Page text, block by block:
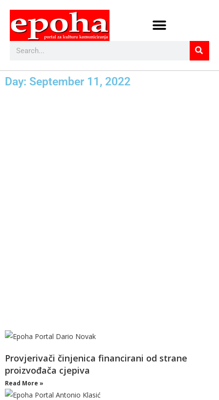
Day: September 11, 2022
Provjerivači činjenica financirani od strane
proizvođača cjepiva
Read More »